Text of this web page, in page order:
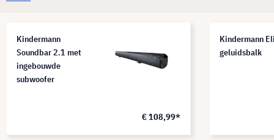
Kindermann
Soundbar 2.1 met
ingebouwde
subwoofer
€ 108,99*
Kindermann
geluidsbalk